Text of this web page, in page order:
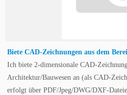
Biete CAD-Zeichnungen aus dem
Ich biete 2-dimensionale CAD-
Architektur/Bauwesen an (als CAD-
erfolgt über PDF/Jpeg/DWG/DXF-